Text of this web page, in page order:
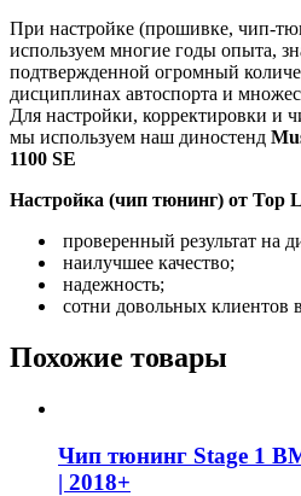
При настройке (прошивке, чип-
используем многие годы опыта,
подтвержденной огромный
дисциплинах автоспорта и
Для настройки, корректировки и
мы используем наш диностенд
1100 SE
Настройка (чип тюнинг) от Top
проверенный результат на
наилучшее качество;
надежность;
сотни довольных клиентов
Похожие товары
Чип тюнинг Stage 1
| 2018+